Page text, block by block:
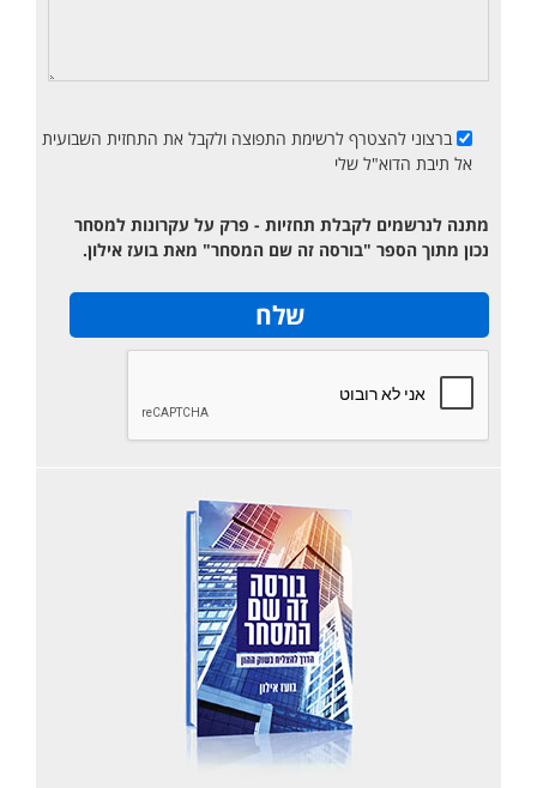
ברצוני להצטרף לרשימת התפוצה ולקבל את התחזית השבועית
אל תיבת הדוא"ל שלי
מתנה לנרשמים לקבלת תחזיות - פרק על עקרונות למסחר
נכון מתוך הספר "בורסה זה שם המסחר" מאת בועז אילון.